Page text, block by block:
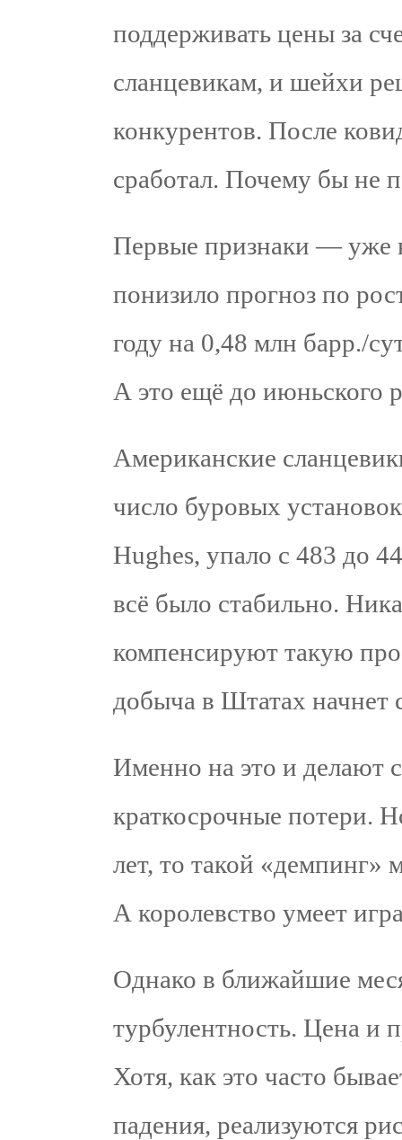
поддерживать цены за
сланцевикам, и шейхи
конкурентов. После
сработал. Почему бы не
Первые признаки — уже
понизило прогноз по
году на 0,48 млн барр./
А это ещё до июньского
Американские
число буровых
Hughes, упало с 483 до
всё было стабильно.
компенсируют такую
добыча в Штатах начнет
Именно на это и делают
краткосрочные потери.
лет, то такой «демпинг»
А королевство умеет
Однако в ближайшие
турбулентность. Цена и
Хотя, как это часто
падения, реализуются